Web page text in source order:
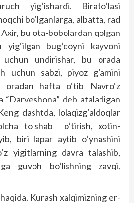
yig‘ishardi. Birato‘lasi
bo‘lganlarga, albatta, rad
bu ota-bobolardan qolgan
yig‘ilgan bug‘doyni kayvoni
uchun undirishar, bu orada
uchun sabzi, piyoz g‘amini
oradan hafta o‘tib Navro‘z
“Darveshona” deb ataladigan
dashtda, lolaqizg‘aldoqlar
to‘shab o‘tirish, xotin-
biri lapar aytib o‘ynashini
yigitlarning davra talashib,
guvoh bo‘lishning zavqi,
Kurash xalqimizning er-